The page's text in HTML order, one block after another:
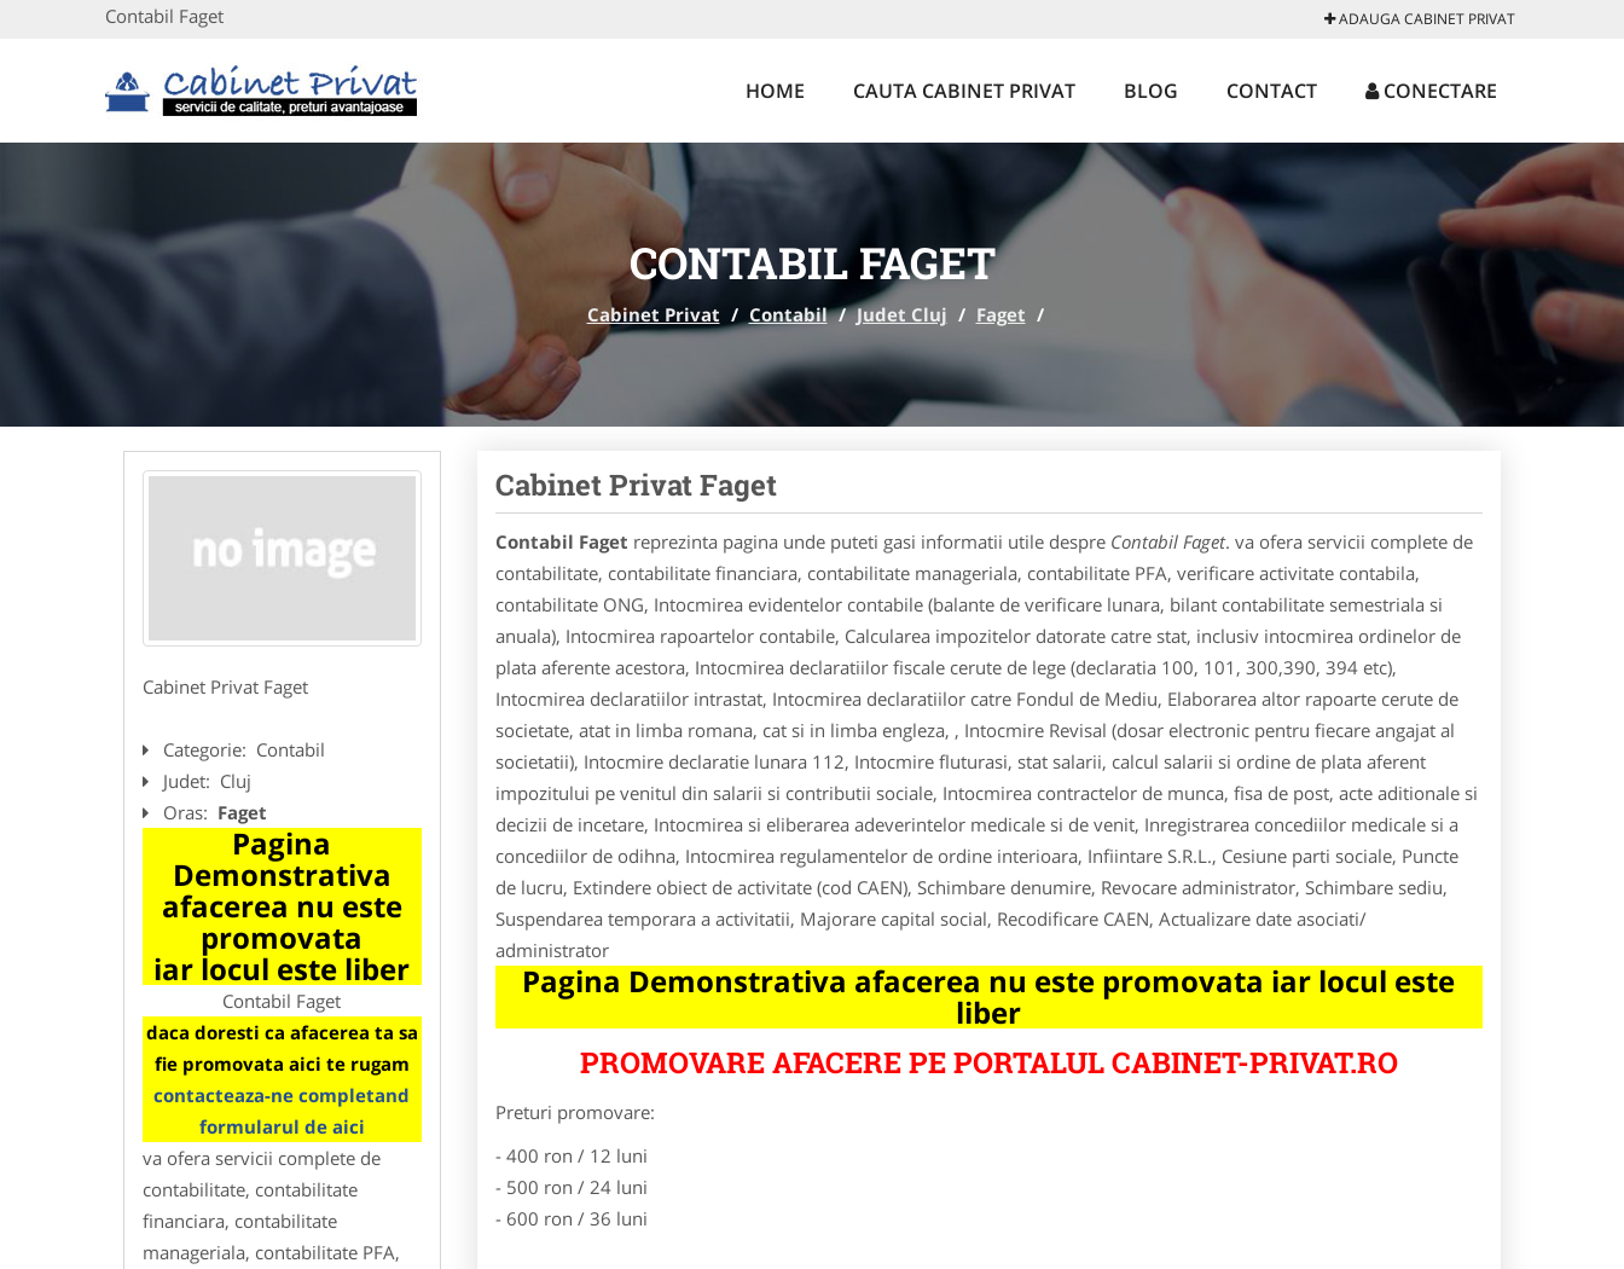
Contabil Faget ADAUGA CABINET PRIVAT
HOME CAUTA CABINET PRIVAT BLOG CONTACT CONECTARE
CONTABIL FAGET
Cabinet Privat / Contabil / Judet Cluj / Faget /
Cabinet Privat Faget
Categorie: Contabil
Judet: Cluj
Oras: Faget
Pagina
Demonstrativa
afacerea nu este
promovata
iar locul este liber
Contabil Faget
daca doresti ca afacerea ta sa
fie promovata aici te rugam
contacteaza-ne completand
formularul de aici
va ofera servicii complete de
contabilitate, contabilitate
financiara, contabilitate
manageriala, contabilitate PFA,
Cabinet Privat Faget
Contabil Faget reprezinta pagina unde puteti gasi informatii utile despre Contabil Faget. va ofera servicii complete de
contabilitate, contabilitate financiara, contabilitate manageriala, contabilitate PFA, verificare activitate contabila,
contabilitate ONG, Intocmirea evidentelor contabile (balante de verificare lunara, bilant contabilitate semestriala si
anuala), Intocmirea rapoartelor contabile, Calcularea impozitelor datorate catre stat, inclusiv intocmirea ordinelor de
plata aferente acestora, Intocmirea declaratiilor fiscale cerute de lege (declaratia 100, 101, 300,390, 394 etc),
Intocmirea declaratiilor intrastat, Intocmirea declaratiilor catre Fondul de Mediu, Elaborarea altor rapoarte cerute de
societate, atat in limba romana, cat si in limba engleza, , Intocmire Revisal (dosar electronic pentru fiecare angajat al
societatii), Intocmire declaratie lunara 112, Intocmire fluturasi, stat salarii, calcul salarii si ordine de plata aferent
impozitului pe venitul din salarii si contributii sociale, Intocmirea contractelor de munca, fisa de post, acte aditionale si
decizii de incetare, Intocmirea si eliberarea adeverintelor medicale si de venit, Inregistrarea concediilor medicale si a
concediilor de odihna, Intocmirea regulamentelor de ordine interioara, Infiintare S.R.L., Cesiune parti sociale, Puncte
de lucru, Extindere obiect de activitate (cod CAEN), Schimbare denumire, Revocare administrator, Schimbare sediu,
Suspendarea temporara a activitatii, Majorare capital social, Recodificare CAEN, Actualizare date asociati/
administrator
Pagina Demonstrativa afacerea nu este promovata iar locul este
liber
PROMOVARE AFACERE PE PORTALUL CABINET-PRIVAT.RO
Preturi promovare:
- 400 ron / 12 luni
- 500 ron / 24 luni
- 600 ron / 36 luni